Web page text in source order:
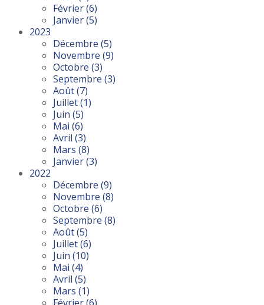
Février(6)
Janvier(5)
2023
Décembre (5)
Novembre (9)
Octobre (3)
Septembre (3)
Août(7)
Juillet(1)
Juin (5)
Mai (6)
Avril (3)
Mars (8)
Janvier(3)
2022
Décembre (9)
Novembre (8)
Octobre (6)
Septembre (8)
Août(5)
Juillet(6)
Juin (10)
Mai (4)
Avril (5)
Mars (1)